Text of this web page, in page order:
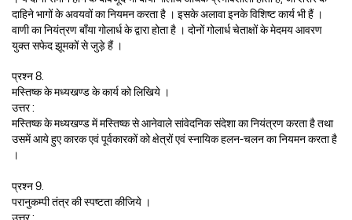
दाहिने भागों के अवयवों का नियमन करता है । इसके अलावा इनके विशिष्ट कार्य भी हैं ।
वाणी का नियंत्रण बाँया गोलार्ध के द्वारा होता है । दोनों गोलार्ध चेताक्षों के मेदमय आवरण
युक्त सफेद झूमकों से जुड़े हैं ।
प्रश्न 8.
मस्तिष्क के मध्यखण्ड के कार्य को लिखिये ।
उत्तर :
मस्तिष्क के मध्यखण्ड में मस्तिष्क से आनेवाले सांवेदनिक संदेशा का नियंत्रण करता है तथा
उसमें आये हुए कारक एवं पूर्वकारकों को क्षेत्रों एवं स्नायिक हलन-चलन का नियमन करता है
।
प्रश्न 9.
परानुकम्पी तंत्र की स्पष्टता कीजिये ।
उत्तर :